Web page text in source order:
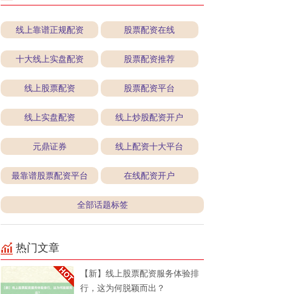
线上靠谱正规配资 股票配资在线
十大线上实盘配资 股票配资推荐
线上股票配资 股票配资平台
线上实盘配资 线上炒股配资开户
元鼎证券 线上配资十大平台
最靠谱股票配资平台 在线配资开户
全部话题标签
热门文章
【新】线上股票配资服务体验排
行，这为何脱颖而出？